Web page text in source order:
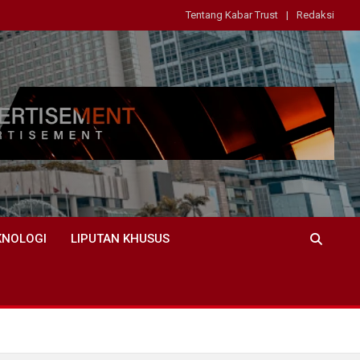
Tentang Kabar Trust Redaksi
LIPUTAN KHUSUS